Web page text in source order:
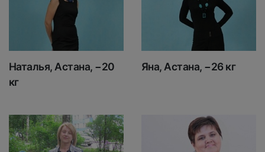
Наталья, Астана, −20
кг
Яна, Астана, −26 кг